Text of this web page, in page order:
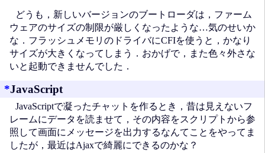
どうも，新しいバージョンのブートローダは，ファーム
ウェアのサイズの制限が厳しくなったような…気のせいか
な．フラッシュメモリのドライバにCFIを使うと，かなり
サイズが大きくなってしまう．おかげで，また色々外さな
いと起動できませんでした．
*JavaScript
JavaScriptで凝ったチャットを作るとき，昔は見えないフ
レームにデータを読ませて，その内容をスクリプトから参
照して画面にメッセージを出力するなんてことをやってま
したが，最近はAjaxで綺麗にできるのかな？